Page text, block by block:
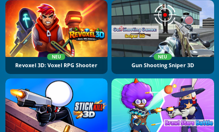
NEU
Revoxel 3D: Voxel RPG Shooter
NEU
Gun Shooting Sniper 3D